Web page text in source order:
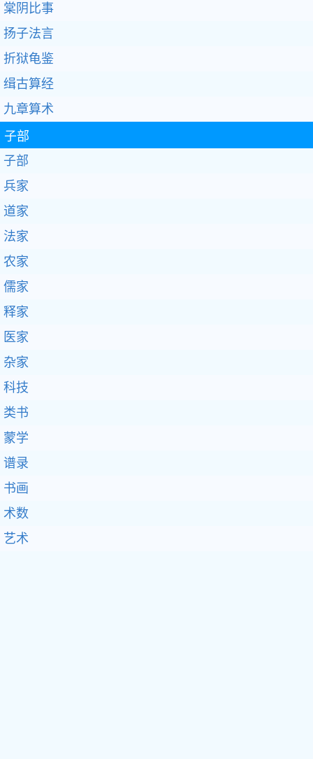
棠阴比事
扬子法言
折狱龟鉴
缉古算经
九章算术
子部
子部
兵家
道家
法家
农家
儒家
释家
医家
杂家
科技
类书
蒙学
谱录
书画
术数
艺术